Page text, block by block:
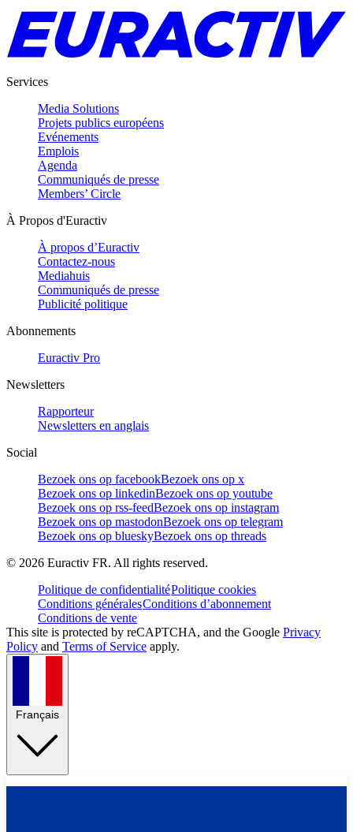
Services
Media Solutions
Projets publics européens
Evénements
Emplois
Agenda
Communiqués de presse
Members’ Circle
À Propos d'Euractiv
À propos d’Euractiv
Contactez-nous
Mediahuis
Communiqués de presse
Publicité politique
Abonnements
Euractiv Pro
Newsletters
Rapporteur
Newsletters en anglais
Social
Bezoek ons op facebookBezoek ons op x
Bezoek ons op linkedinBezoek ons op youtube
Bezoek ons op rss-feedBezoek ons op instagram
Bezoek ons op mastodonBezoek ons op telegram
Bezoek ons op blueskyBezoek ons op threads
© 2026 Euractiv FR. All rights reserved.
Politique de confidentialitéPolitique cookies
Conditions généralesConditions d’abonnement
Conditions de vente
This site is protected by reCAPTCHA, and the Google Privacy
Policy and Terms of Service apply.
Français